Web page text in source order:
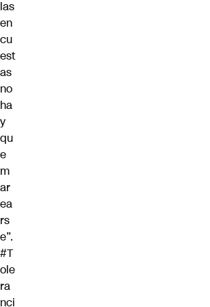
las
en
cu
est
as
no
ha
y
qu
e
m
ar
ea
rs
e”.
#T
ole
ra
nci